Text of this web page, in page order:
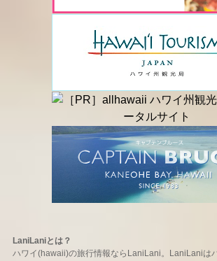
LaniLaniとは？
ハワイ(hawaii)の旅行情報ならLaniLani。LaniLaniは